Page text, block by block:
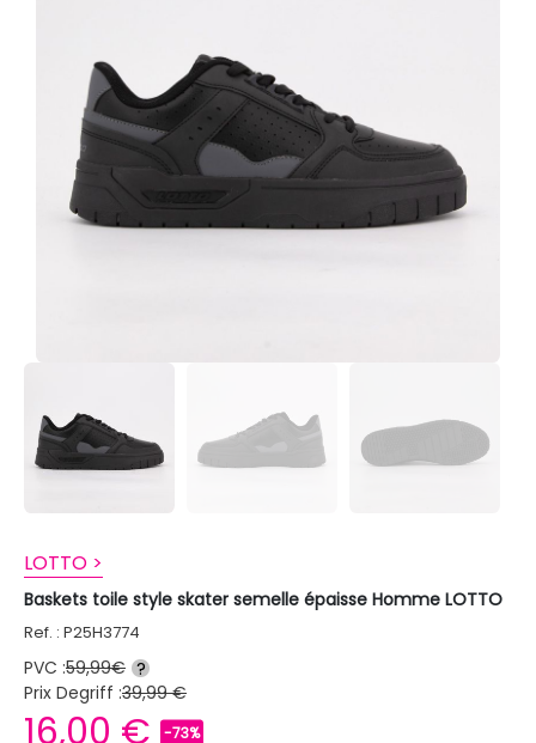
LOTTO >
Baskets toile style skater semelle épaisse Homme LOTTO
Ref. : P25H3774
PVC :59,99€ ?
Prix Degriff :39,99 €
16,00 € -73%